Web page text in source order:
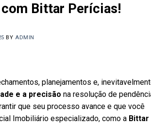
Bittar Perícias!
BY ADMIN
planejamentos e,
e a precisão na resolução de
que seu processo avance e que você
Imobiliário especializado, como a Bittar